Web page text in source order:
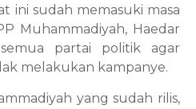
ini sudah memasuki masa
Muhammadiyah, Haedar
partai politik agar
melakukan kampanye.
yang sudah rilis,